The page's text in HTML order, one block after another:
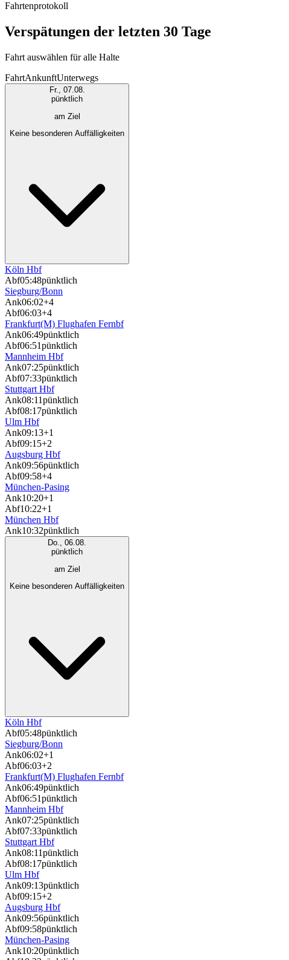
Fahrtenprotokoll
Verspätungen der letzten 30 Tage
Fahrt auswählen für alle Halte
FahrtAnkunftUnterwegs
Fr., 07.08.
pünktlich
am Ziel
Keine besonderen Auffälligkeiten
Köln Hbf
Abf05:48pünktlich
Siegburg/Bonn
Ank06:02+4
Abf06:03+4
Frankfurt(M) Flughafen Fernbf
Ank06:49pünktlich
Abf06:51pünktlich
Mannheim Hbf
Ank07:25pünktlich
Abf07:33pünktlich
Stuttgart Hbf
Ank08:11pünktlich
Abf08:17pünktlich
Ulm Hbf
Ank09:13+1
Abf09:15+2
Augsburg Hbf
Ank09:56pünktlich
Abf09:58+4
München-Pasing
Ank10:20+1
Abf10:22+1
München Hbf
Ank10:32pünktlich
Do., 06.08.
pünktlich
am Ziel
Keine besonderen Auffälligkeiten
Köln Hbf
Abf05:48pünktlich
Siegburg/Bonn
Ank06:02+1
Abf06:03+2
Frankfurt(M) Flughafen Fernbf
Ank06:49pünktlich
Abf06:51pünktlich
Mannheim Hbf
Ank07:25pünktlich
Abf07:33pünktlich
Stuttgart Hbf
Ank08:11pünktlich
Abf08:17pünktlich
Ulm Hbf
Ank09:13pünktlich
Abf09:15+2
Augsburg Hbf
Ank09:56pünktlich
Abf09:58pünktlich
München-Pasing
Ank10:20pünktlich